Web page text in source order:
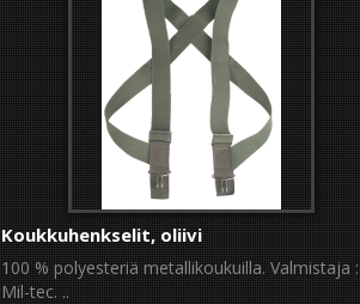
Koukkuhenkselit, oliivi
100 % polyesteriä metallikoukuilla. Valmistaja :
Mil-tec. ..